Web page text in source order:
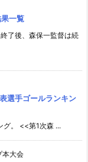
一覧
了後、森保一監督は続
選手ゴールランキン
グ。 <<第1次森 ...
本大会